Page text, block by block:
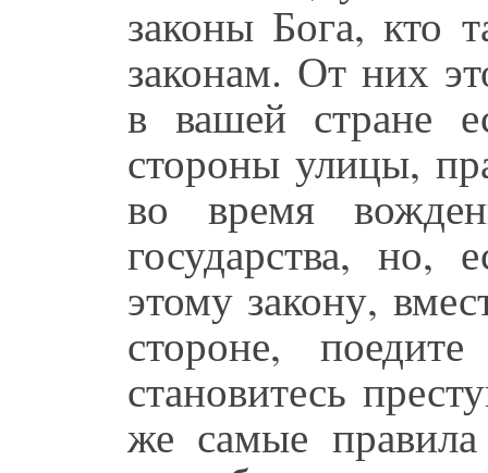
законы Бога, кто
законам. От них
в вашей стране
стороны улицы,
во время
государства, но,
этому закону,
стороне,
становитесь
же самые